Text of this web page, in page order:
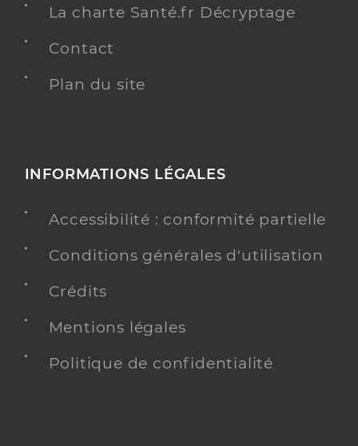
La charte Santé.fr Décryptage
Contact
Plan du site
INFORMATIONS LÉGALES
Accessibilité : conformité partielle
Conditions générales d'utilisation
Crédits
Mentions légales
Politique de confidentialité